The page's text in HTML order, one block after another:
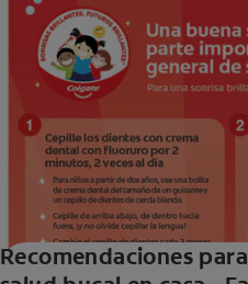
Recomendaciones